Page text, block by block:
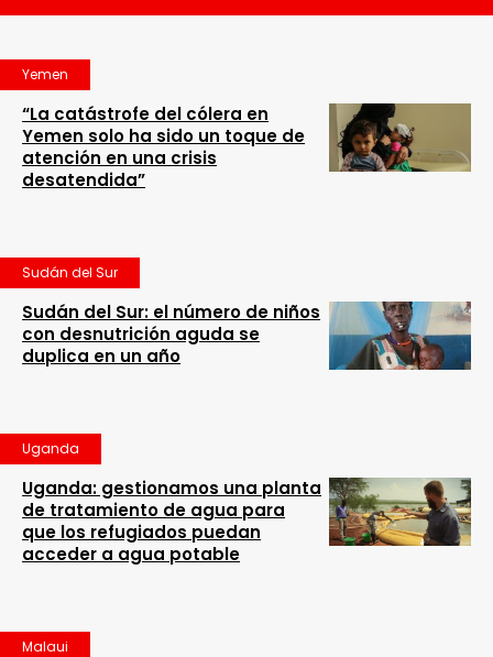
Yemen
“La catástrofe del cólera en
Yemen solo ha sido un toque de
atención en una crisis
desatendida”
Sudán del Sur
Sudán del Sur: el número de niños
con desnutrición aguda se
duplica en un año
Uganda
Uganda: gestionamos una planta
de tratamiento de agua para
que los refugiados puedan
acceder a agua potable
Malaui